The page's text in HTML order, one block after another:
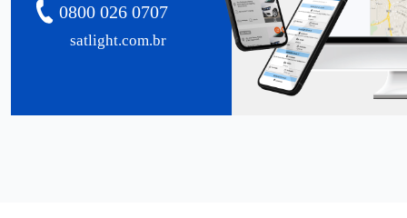
satlight.com.br
0800 026 0707